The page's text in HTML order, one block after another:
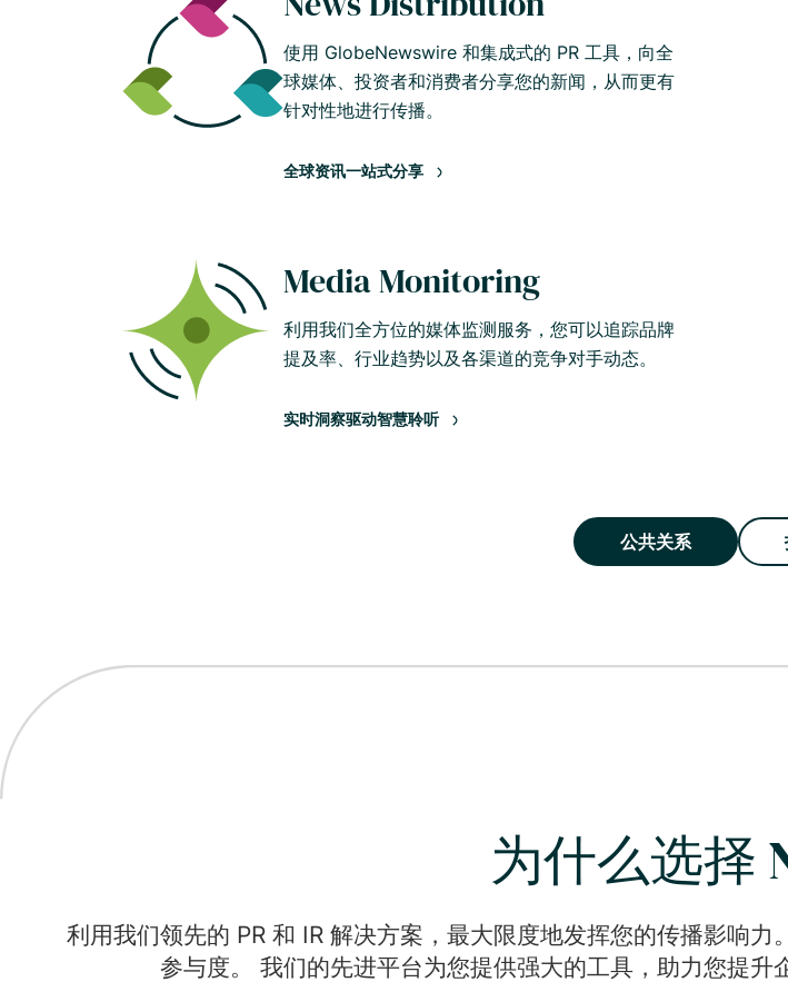
使用 GlobeNewswire 和集成式的 PR 工具，向全
球媒体、投资者和消费者分享您的新闻，从而更有
针对性地进行传播。
全球资讯一站式分享
Media Monitoring
利用我们全方位的媒体监测服务，您可以追踪品牌
提及率、行业趋势以及各渠道的竞争对手动态。
实时洞察驱动智慧聆听
公共关系
为什么选择
利用我们领先的 PR 和 IR 解决方案，最大限度地发挥您的传播影响
参与度。 我们的先进平台为您提供强大的工具，助力您提升